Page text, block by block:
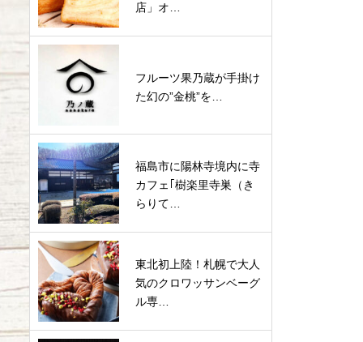
店」オ…
フルーツ果乃蔵が手掛け
た幻の”金桃”を…
福島市に陽林寺境内に寺
カフェ｢樹楽里寺巣（き
らりて…
東北初上陸！札幌で大人
気のクロワッサンベーグ
ル専…